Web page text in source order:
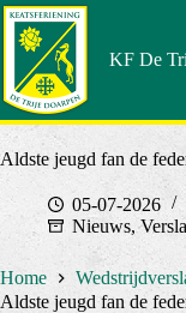
Doorgaan
naar
artikel
KF De
Aldste jeugd fan de
05-07-2026
Nieuws,
Home
Aldste jeugd fan de